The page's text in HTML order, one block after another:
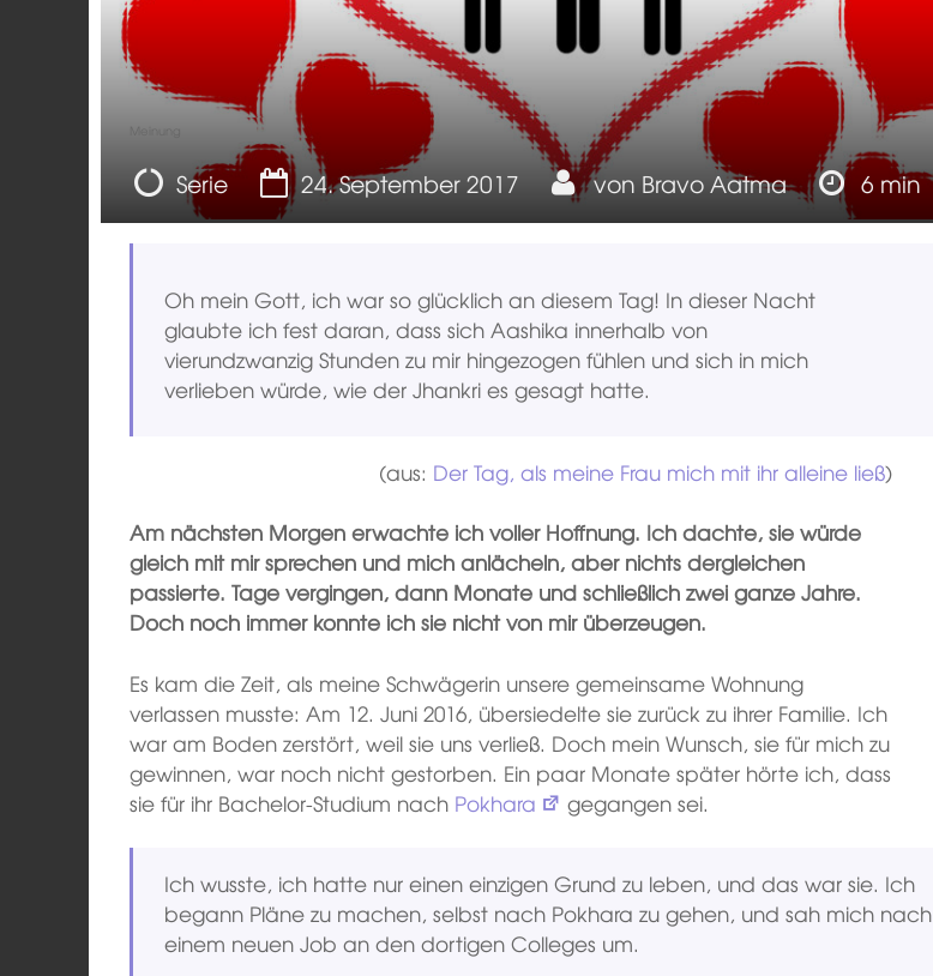
Meinung
Serie 24. September 2017 von Bravo Aatma 6 min
Oh mein Gott, ich war so glücklich an diesem Tag! In dieser Nacht
glaubte ich fest daran, dass sich Aashika innerhalb von
vierundzwanzig Stunden zu mir hingezogen fühlen und sich in mich
verlieben würde, wie der Jhankri es gesagt hatte.
(aus: Der Tag, als meine Frau mich mit ihr alleine ließ)
Am nächsten Morgen erwachte ich voller Hoffnung. Ich dachte, sie würde
gleich mit mir sprechen und mich anlächeln, aber nichts dergleichen
passierte. Tage vergingen, dann Monate und schließlich zwei ganze Jahre.
Doch noch immer konnte ich sie nicht von mir überzeugen.
Es kam die Zeit, als meine Schwägerin unsere gemeinsame Wohnung
verlassen musste: Am 12. Juni 2016, übersiedelte sie zurück zu ihrer Familie. Ich
war am Boden zerstört, weil sie uns verließ. Doch mein Wunsch, sie für mich zu
gewinnen, war noch nicht gestorben. Ein paar Monate später hörte ich, dass
sie für ihr Bachelor-Studium nach Pokhara gegangen sei.
Ich wusste, ich hatte nur einen einzigen Grund zu leben, und das war sie. Ich
begann Pläne zu machen, selbst nach Pokhara zu gehen, und sah mich nach
einem neuen Job an den dortigen Colleges um.